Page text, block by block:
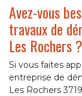
Avez-vous
travaux de
Les Rochers ?
Si vous faites
entreprise de
Les Rochers